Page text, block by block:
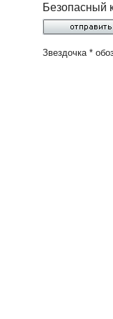
Безопасный
Звездочка *